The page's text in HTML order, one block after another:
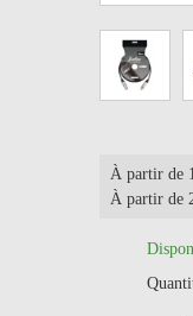
À partir de
À partir de